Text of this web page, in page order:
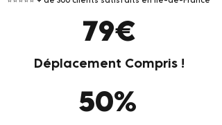
79€
Déplacement Compris !
50%